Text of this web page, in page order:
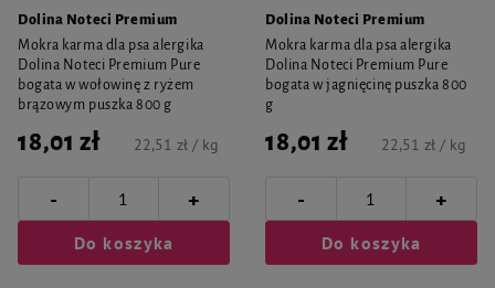
Dolina Noteci Premium
Mokra karma dla psa alergika
Dolina Noteci Premium Pure
bogata w wołowinę z ryżem
brązowym puszka 800 g
18,01 zł 22,51 zł / kg
- +
Do koszyka
Dolina Noteci Premium
Mokra karma dla psa alergika
Dolina Noteci Premium Pure
bogata w jagnięcinę puszka 800
g
18,01 zł 22,51 zł / kg
- +
Do koszyka